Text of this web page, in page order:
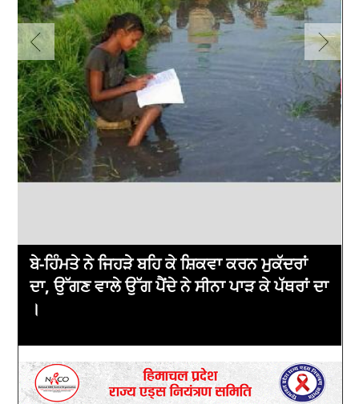
ਬੇ-ਹਿੰਮਤੇ ਨੇ ਜਿਹੜੇ ਬਹਿ ਕੇ ਸ਼ਿਕਵਾ ਕਰਨ ਮੁਕੱਦਰਾਂ
ਦਾ, ਉੱਗਣ ਵਾਲੇ ਉੱਗ ਪੈਂਦੇ ਨੇ ਸੀਨਾ ਪਾੜ ਕੇ ਪੱਥਰਾਂ ਦਾ
।